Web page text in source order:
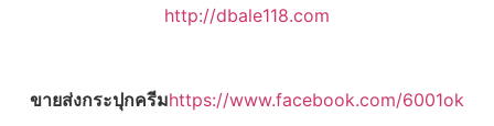
http://dbale118.com
ขายส่งกระปุกครีมhttps://www.facebook.com/6001ok